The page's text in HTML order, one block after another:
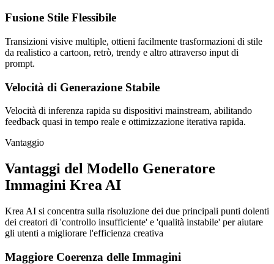
Fusione Stile Flessibile
Transizioni visive multiple, ottieni facilmente trasformazioni di stile
da realistico a cartoon, retrò, trendy e altro attraverso input di
prompt.
Velocità di Generazione Stabile
Velocità di inferenza rapida su dispositivi mainstream, abilitando
feedback quasi in tempo reale e ottimizzazione iterativa rapida.
Vantaggio
Vantaggi del Modello Generatore
Immagini Krea AI
Krea AI si concentra sulla risoluzione dei due principali punti dolenti
dei creatori di 'controllo insufficiente' e 'qualità instabile' per aiutare
gli utenti a migliorare l'efficienza creativa
Maggiore Coerenza delle Immagini